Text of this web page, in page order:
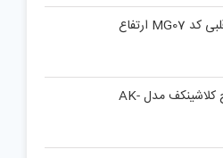
عروسک طرح دختر روسی قلبی کد MG07 ارتفاع
ست اسباب بازی تفنگ طرح کلاشینکف مدل AK-